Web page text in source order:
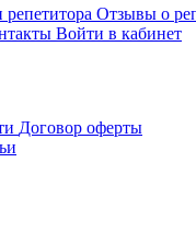
репетитора Отзывы о
Войти в кабинет
Договор оферты